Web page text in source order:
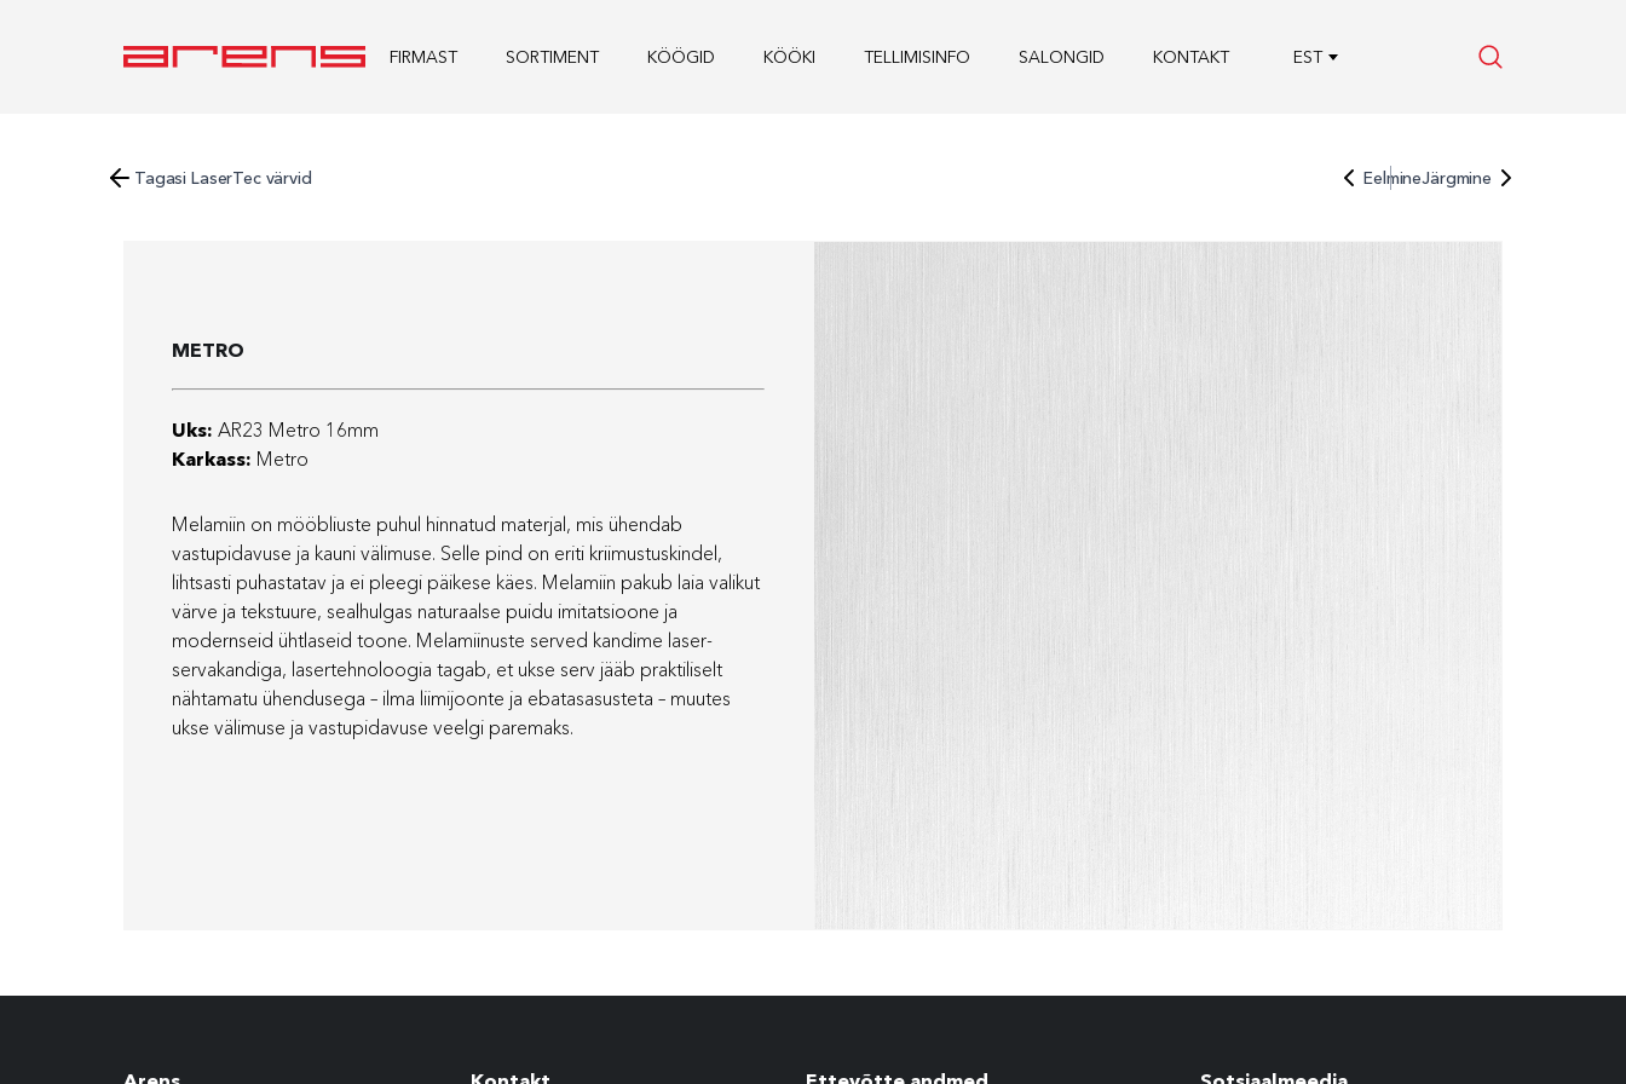
FIRMAST SORTIMENT KÖÖGID KÖÖKI TELLIMISINFO SALONGID KONTAKT EST
Tagasi LaserTec värvid EelmineJärgmine
METRO
Uks: AR23 Metro 16mm
Karkass: Metro
Melamiin on mööbliuste puhul hinnatud materjal, mis ühendab
vastupidavuse ja kauni välimuse. Selle pind on eriti kriimustuskindel,
lihtsasti puhastatav ja ei pleegi päikese käes. Melamiin pakub laia valikut
värve ja tekstuure, sealhulgas naturaalse puidu imitatsioone ja
modernseid ühtlaseid toone. Melamiinuste served kandime laser-
servakandiga, lasertehnoloogia tagab, et ukse serv jääb praktiliselt
nähtamatu ühendusega – ilma liimijoonte ja ebatasasusteta – muutes
ukse välimuse ja vastupidavuse veelgi paremaks.